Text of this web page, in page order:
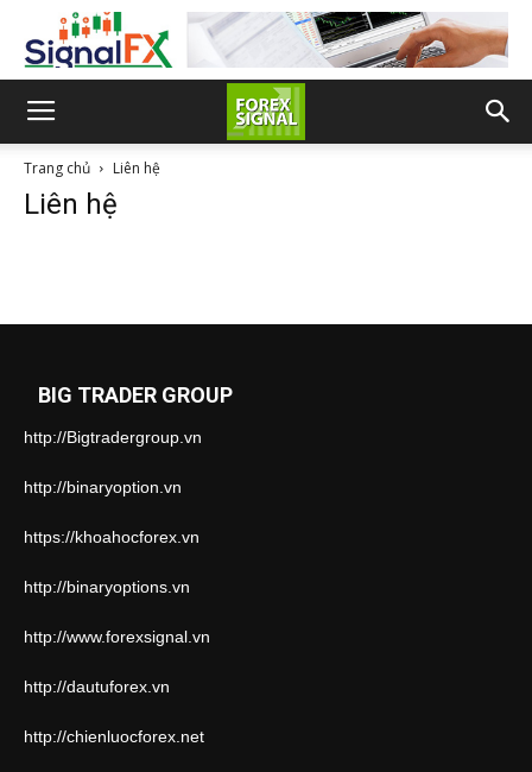
Trang chủ Liên hệ
Liên hệ
BIG TRADER GROUP
http://Bigtradergroup.vn
http://binaryoption.vn
https://khoahocforex.vn
http://binaryoptions.vn
http://www.forexsignal.vn
http://dautuforex.vn
http://chienluocforex.net